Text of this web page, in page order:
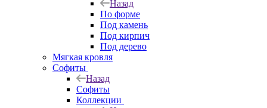
Назад
По форме
Под камень
Под кирпич
Под дерево
Мягкая кровля
Софиты
Назад
Софиты
Коллекции